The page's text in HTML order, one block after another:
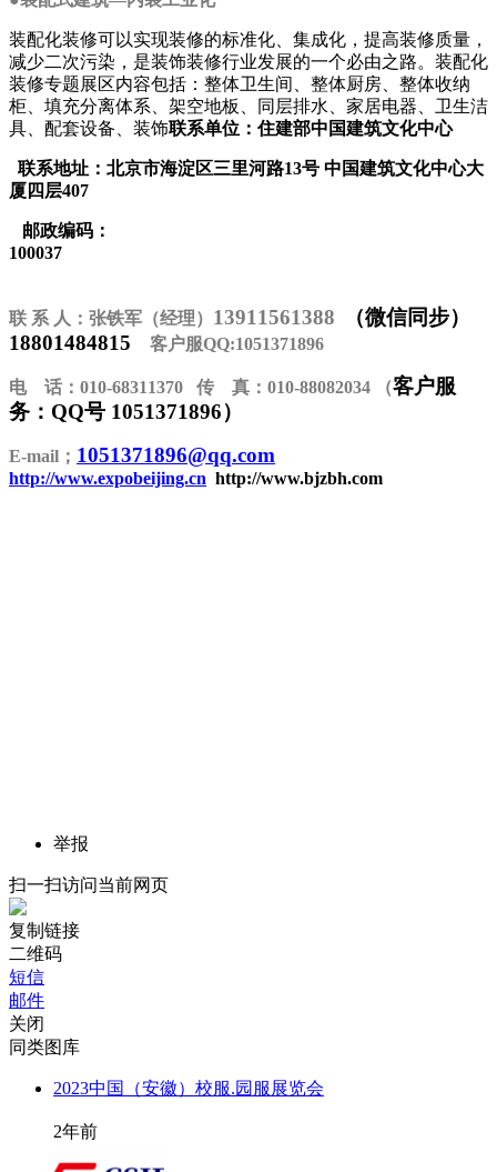
装配化装修可以实现装修的标准化、集成化，提高装修质量，
减少二次污染，是装饰装修行业发展的一个必由之路。装配化
装修专题展区内容包括：整体卫生间、整体厨房、整体收纳
柜、填充分离体系、架空地板、同层排水、家居电器、卫生洁
具、配套设备、装饰联系单位：住建部中国建筑文化中心
联系地址：北京市海淀区三里河路13号 中国建筑文化中心大
厦四层407
邮政编码：
联 系 人：张铁军（经理） 13911561388
（微信同步）
18801484815
客户服QQ:1051371896
电 话： 010-68311370 传 真： 010-88082034 （客户服
务：QQ号 1051371896）
E-mail ； 1051371896@qq.com
http://www.expobeijing.cn http://www.bjzbh.com
举报
扫一扫访问当前网页
复制链接
二维码
短信
邮件
关闭
同类图库
2023中国（安徽）校服.园服展览会
2年前